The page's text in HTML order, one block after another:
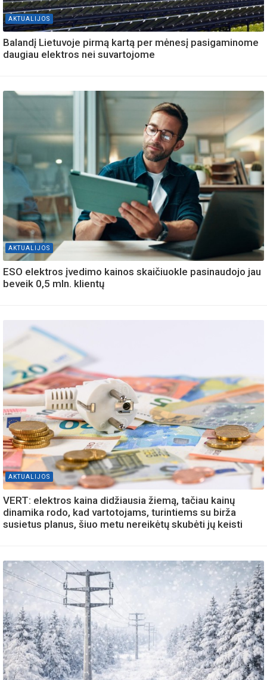
AKTUALIJOS
Balandį Lietuvoje pirmą kartą per mėnesį pasigaminome
daugiau elektros nei suvartojome
AKTUALIJOS
ESO elektros įvedimo kainos skaičiuokle pasinaudojo jau
beveik 0,5 mln. klientų
AKTUALIJOS
VERT: elektros kaina didžiausia žiemą, tačiau kainų
dinamika rodo, kad vartotojams, turintiems su birža
susietus planus, šiuo metu nereikėtų skubėti jų keisti